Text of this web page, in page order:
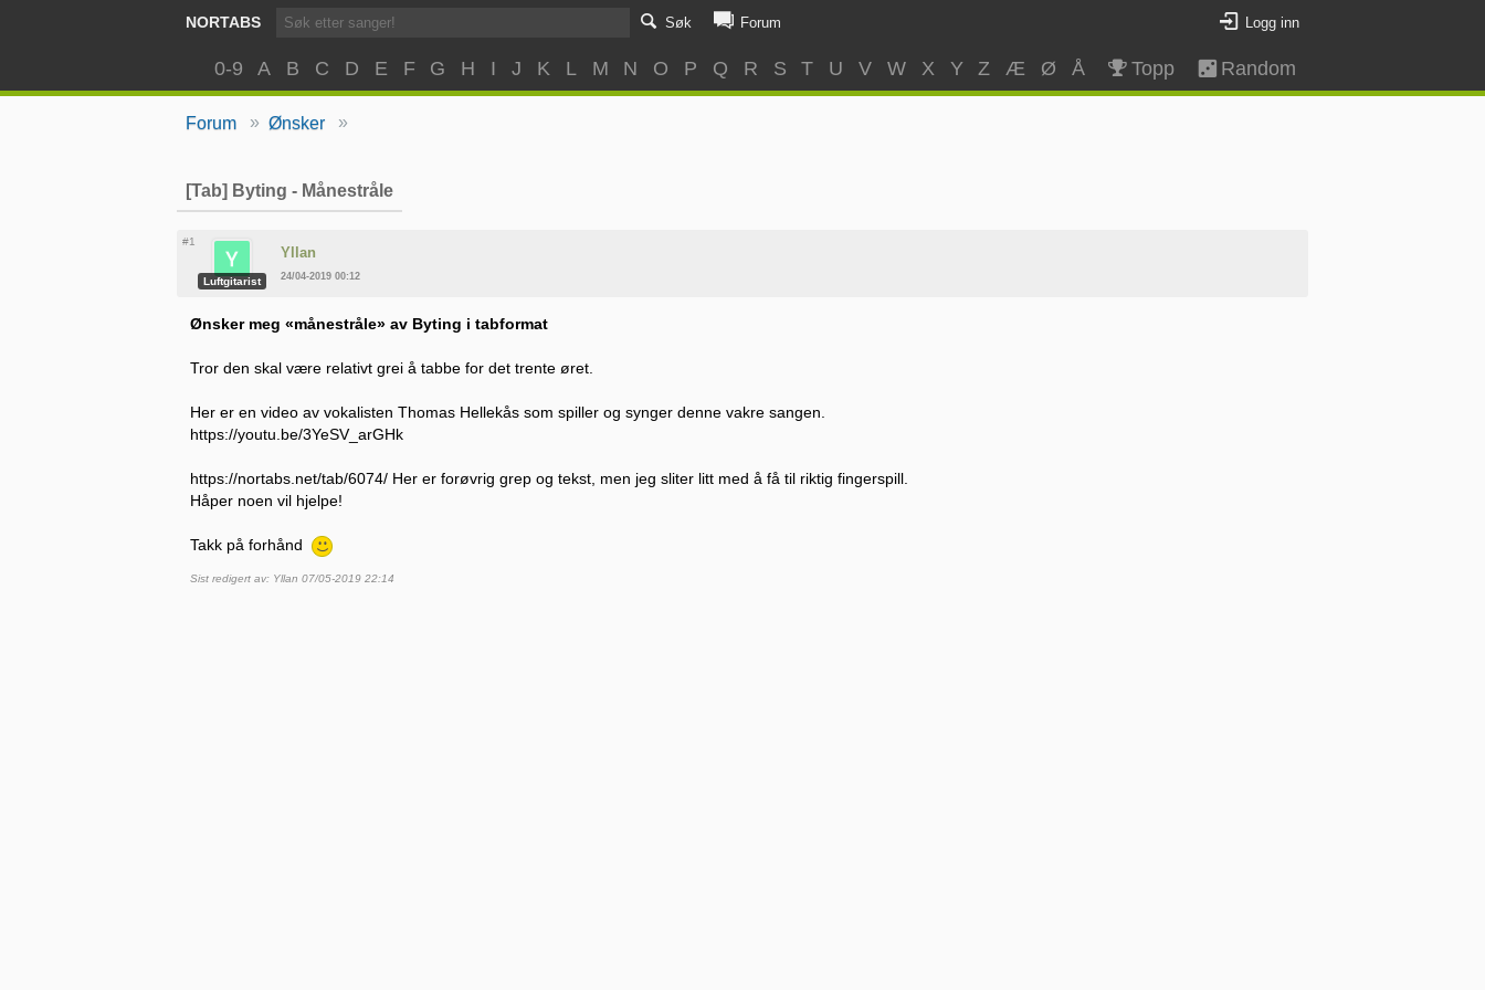
NORTABS Søk Forum Logg inn
0-9 A B C D E F G H I J K L M N O P Q R S T U V W X Y Z Æ Ø Å Topp Random
Forum » Ønsker »
[Tab] Byting - Månestråle
#1
Luftgitarist
Yllan
24/04-2019 00:12
Ønsker meg «månestråle» av Byting i tabformat
Tror den skal være relativt grei å tabbe for det trente øret.
Her er en video av vokalisten Thomas Hellekås som spiller og synger denne vakre sangen.
https://youtu.be/3YeSV_arGHk
https://nortabs.net/tab/6074/ Her er forøvrig grep og tekst, men jeg sliter litt med å få til riktig fingerspill.
Håper noen vil hjelpe!
Takk på forhånd
Sist redigert av: Yllan 07/05-2019 22:14